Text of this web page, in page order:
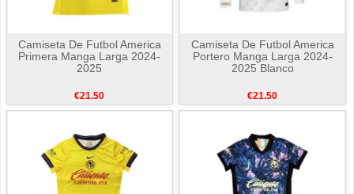
Camiseta De Futbol America
Primera Manga Larga 2024-
2025
€21.50
Camiseta De Futbol America
Portero Manga Larga 2024-
2025 Blanco
€21.50